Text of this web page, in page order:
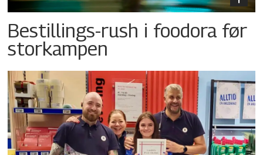
Bestillings-rush i foodora før
storkampen